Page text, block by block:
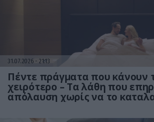
31.07.2026 21:13
Πέντε πράγματα που κάνουν
χειρότερο – Τα λάθη που
απόλαυση χωρίς να το